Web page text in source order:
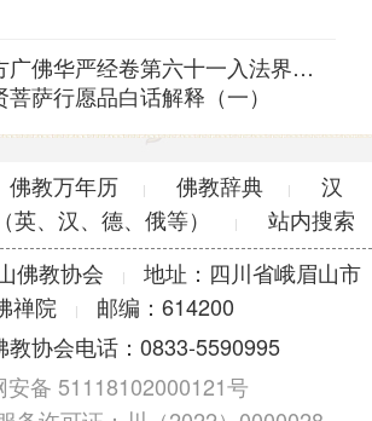
佛华严经卷第六十一入法界品第三十九之二
菩萨行愿品白话解释（一）
佛教万年历 | 佛教辞典 |
汉
英、汉、德、俄等） |
站内搜索
佛教协会
|
地址：四川省峨眉山市
禅院
|
邮编：614200
教协会电话：0833-5590995
安备 51118102000121号